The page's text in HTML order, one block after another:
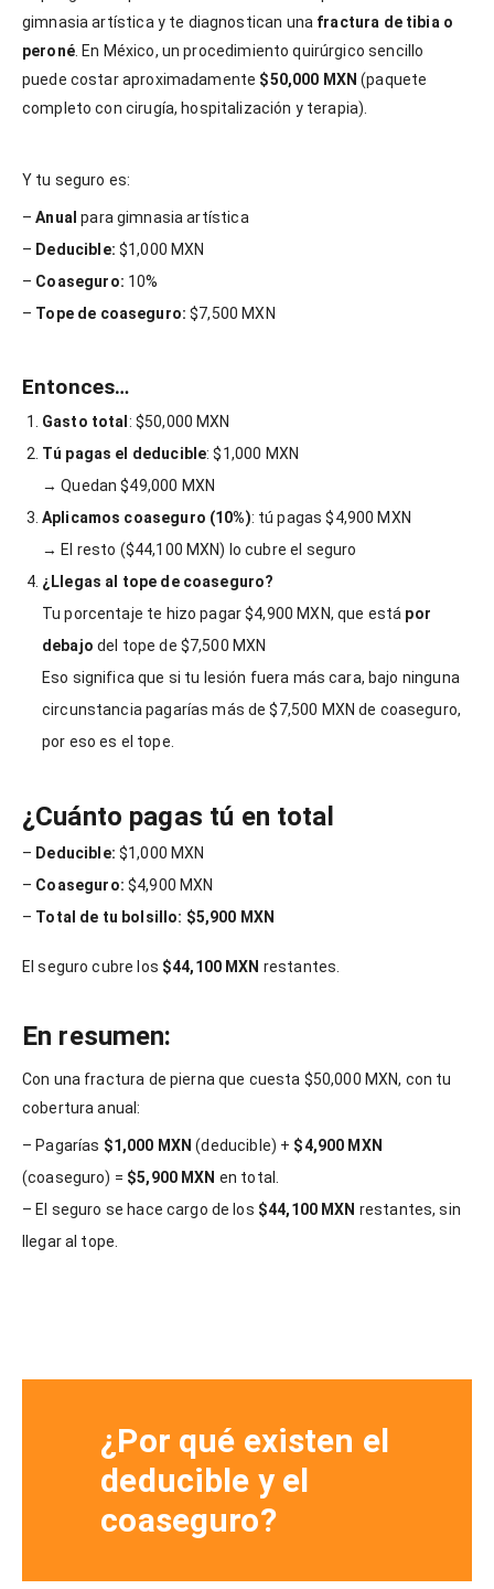
gimnasia artística y te diagnostican una fractura de tibia o
peroné. En México, un procedimiento quirúrgico sencillo
puede costar aproximadamente $50,000 MXN (paquete
completo con cirugía, hospitalización y terapia).
Y tu seguro es:
–Anual para gimnasia artística
– Deducible: $1,000 MXN
– Coaseguro: 10%
– Tope de coaseguro: $7,500 MXN
Entonces…
Gasto total : $50,000 MXN
Tú pagas el deducible: $1,000 MXN
→ Quedan $49,000 MXN
Aplicamos coaseguro (10%): tú pagas $4,900 MXN
→ El resto ($44,100 MXN) lo cubre el seguro
¿Llegas al tope de coaseguro?
Tu porcentaje te hizo pagar $4,900 MXN, que está por
debajo del tope de $7,500 MXN
Eso significa que si tu lesión fuera más cara, bajo ninguna
circunstancia pagarías más de $7,500 MXN de coaseguro,
por eso es el tope.
¿Cuánto pagas tú en total
– Deducible: $1,000 MXN
– Coaseguro: $4,900 MXN
– Total de tu bolsillo: $5,900 MXN
El seguro cubre los $44,100 MXN restantes.
En resumen:
Con una fractura de pierna que cuesta $50,000 MXN, con tu
cobertura anual:
– Pagarías $1,000 MXN (deducible) + $4,900 MXN
(coaseguro) = $5,900 MXN en total.
– El seguro se hace cargo de los $44,100 MXN restantes, sin
llegar al tope.
¿Por qué existen el
deducible y el
coaseguro?